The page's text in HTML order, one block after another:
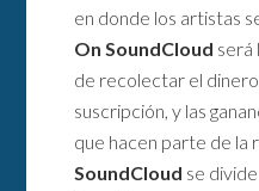
en donde los artistas
On SoundCloud será
de recolectar el
suscripción, y las
que hacen parte de la
SoundCloud se